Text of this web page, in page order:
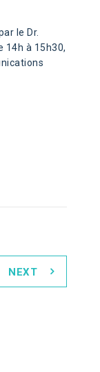
le Dr.
14h à 15h30,
NEXT